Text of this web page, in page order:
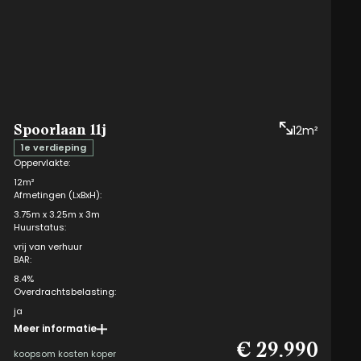
Spoorlaan 11j 12m²
1e verdieping
Oppervlakte:
12m²
Afmetingen (LxBxH):
3.75m x 3.25m x 3m
Huurstatus:
vrij van verhuur
BAR:
8.4%
Overdrachtsbelasting:
ja
Opteren mogelijk:
ja
Meer informatie
koopsom kosten koper € 29.990